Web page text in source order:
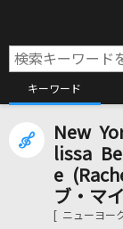
キーワード
New
lissa
e
ブ・マ
[ ニューヨー